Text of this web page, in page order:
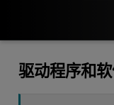
驱动程序和